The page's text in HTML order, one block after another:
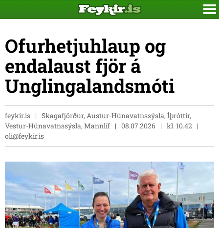
Ofurhetjuhlaup og
endalaust fjör á
Unglingalandsmóti
feykir.is
Skagafjörður, Austur-Húnavatnssýsla, Íþróttir,
Vestur-Húnavatnssýsla, Mannlíf
08.07.2026
kl. 10.42
oli@feykir.is